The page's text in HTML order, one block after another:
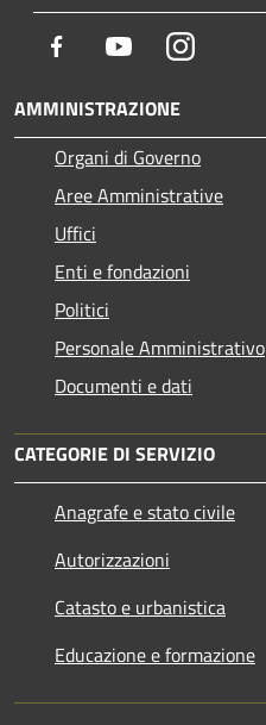
Facebook YoutubeInstagram
AMMINISTRAZIONE
Organi di Governo
Aree Amministrative
Uffici
Enti e fondazioni
Politici
Personale Amministrativo
Documenti e dati
CATEGORIE DI SERVIZIO
Anagrafe e stato civile
Autorizzazioni
Catasto e urbanistica
Educazione e formazione